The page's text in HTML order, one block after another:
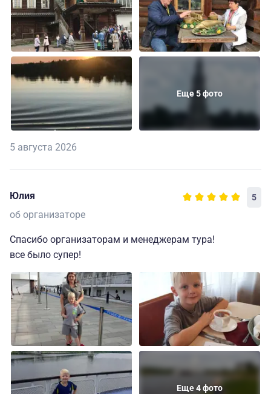
Еще 5 фото
5 августа 2026
Юлия 5
об организаторе
Спасибо организаторам и менеджерам тура!
все было супер!
Еще 4 фото